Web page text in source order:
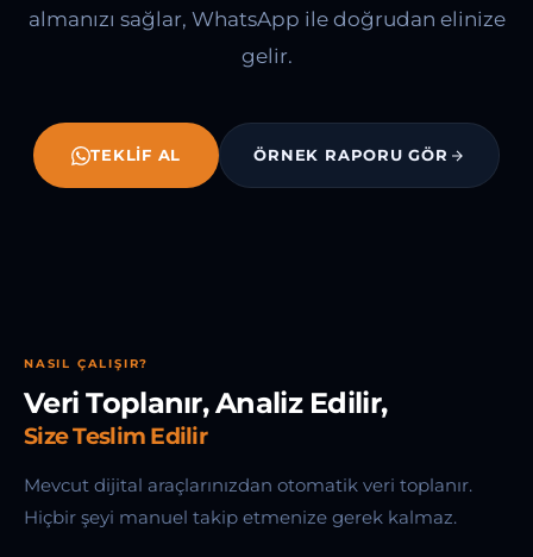
almanızı sağlar, WhatsApp ile doğrudan elinize
gelir.
TEKLIF AL ÖRNEK RAPORU GÖR
NASIL ÇALIŞIR?
Veri Toplanır, Analiz Edilir,
Size Teslim Edilir
Mevcut dijital araçlarınızdan otomatik veri toplanır.
Hiçbir şeyi manuel takip etmenize gerek kalmaz.